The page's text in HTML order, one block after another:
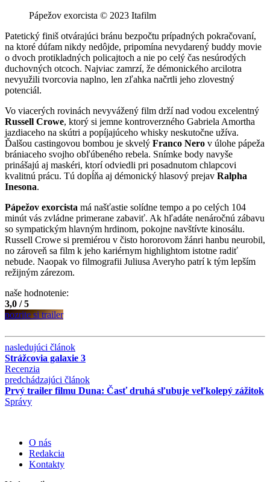
Pápežov exorcista © 2023 Itafilm
Patetický finiš otvárajúci bránu bezpočtu prípadných pokračovaní,
na ktoré dúfam nikdy nedôjde, pripomína nevydarený buddy movie
o dvoch protikladných policajtoch a nie po celý čas nesúrodých
duchovných otcoch. Najviac zamrzí, že démonického arcilotra
nevyužili tvorcovia naplno, len zľahka načrtli jeho zlovestný
potenciál.
Vo viacerých rovinách nevyvážený film drží nad vodou excelentný
Russell Crowe, ktorý si jemne kontroverzného Gabriela Amortha
jazdiaceho na skútri a popíjajúceho whisky neskutočne užíva.
Ďalšou castingovou bombou je skvelý Franco Nero v úlohe pápeža
brániaceho svojho obľúbeného rebela. Snímke body navyše
prinášajú aj maskéri, ktorí odviedli pri posadnutom chlapcovi
kvalitnú prácu. Tú dopĺňa aj démonický hlasový prejav Ralpha
Inesona.
Pápežov exorcista má našťastie solídne tempo a po celých 104
minút vás zvládne primerane zabaviť. Ak hľadáte nenáročnú zábavu
so sympatickým hlavným hrdinom, pokojne navštívte kinosálu.
Russell Crowe si premiérou v čisto hororovom žánri hanbu neurobil,
no zároveň sa film k jeho kariérnym highlightom istotne radiť
nebude. Naopak vo filmografii Juliusa Averyho patrí k tým lepším
režijným zárezom.
naše hodnotenie:
3,0 / 5
pozrite si trailer
nasledujúci článok
Strážcovia galaxie 3
Recenzia
predchádzajúci článok
Prvý trailer filmu Duna: Časť druhá sľubuje veľkolepý zážitok
Správy
O nás
Redakcia
Kontakty